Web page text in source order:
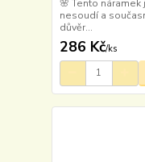
🌸 Tento náramek
nesoudí a
důvěr...
286 Kč/ks